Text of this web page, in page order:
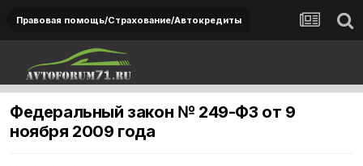
Правовая помощь/Страхование/Автокредиты
Федеральный закон № 249-ФЗ от 9
ноября 2009 года